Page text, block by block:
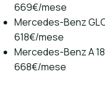
669€/mese
Mercedes-Benz
618€/mese
Mercedes-Benz A
668€/mese